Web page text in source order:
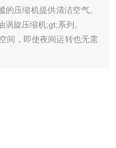
压缩机提供清洁空气。
旋压缩机;gt;系列。
间，即使夜间运转也无需